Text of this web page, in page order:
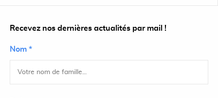
Recevez nos dernières actualités par mail !
Nom *